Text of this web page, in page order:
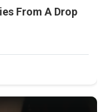
From A Drop